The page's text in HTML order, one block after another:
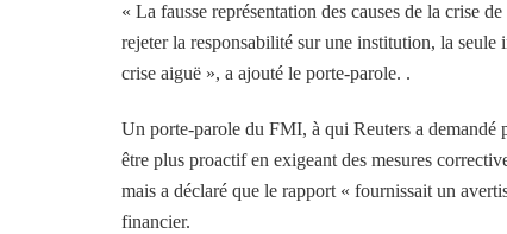
« La fausse représentation des causes de la crise
rejeter la responsabilité sur une institution, la
crise aiguë », a ajouté le porte-parole. .
Un porte-parole du FMI, à qui Reuters a demandé
être plus proactif en exigeant des mesures
mais a déclaré que le rapport « fournissait un
financier.